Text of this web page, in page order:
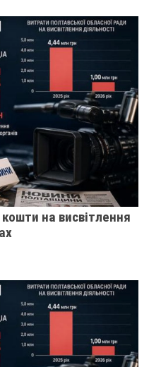
на висвітлення